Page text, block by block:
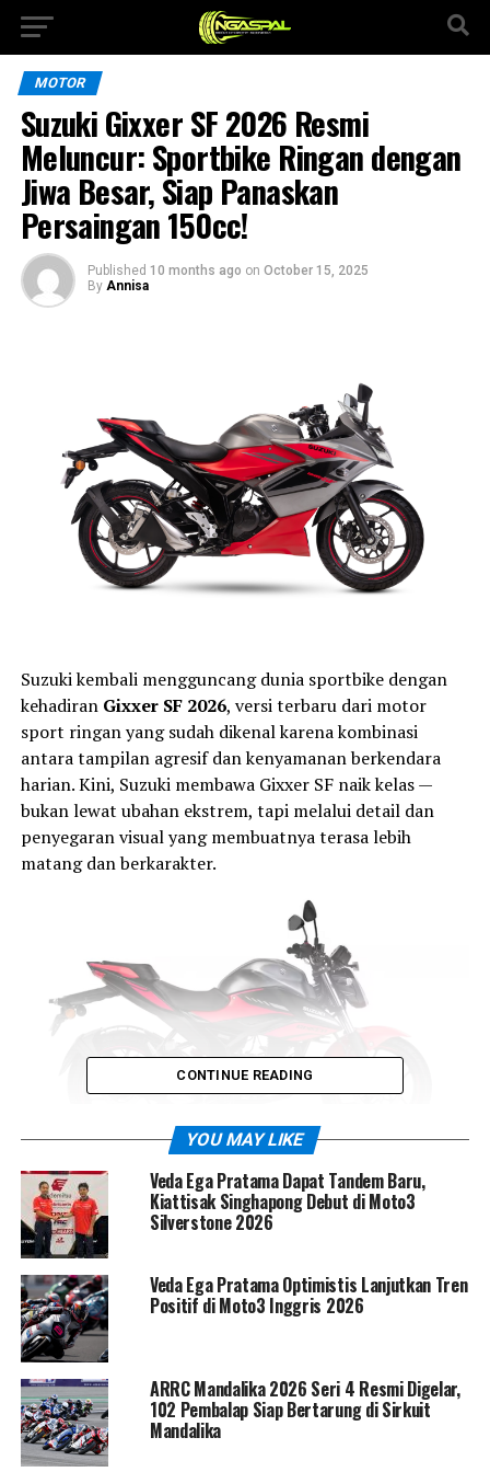
MOTOR
Suzuki Gixxer SF 2026 Resmi
Meluncur: Sportbike Ringan dengan
Jiwa Besar, Siap Panaskan
Persaingan 150cc!
Published 10 months ago on October 15, 2025
By Annisa
Suzuki kembali mengguncang dunia sportbike dengan
kehadiran Gixxer SF 2026, versi terbaru dari motor
sport ringan yang sudah dikenal karena kombinasi
antara tampilan agresif dan kenyamanan berkendara
harian. Kini, Suzuki membawa Gixxer SF naik kelas —
bukan lewat ubahan ekstrem, tapi melalui detail dan
penyegaran visual yang membuatnya terasa lebih
matang dan berkarakter.
danGlass Sparkle Black/Metallic Oort Grey,
memperkuat aura premium motor ini. Kombinasi glossy
dan matte memberi kesan elegan namun tetap sporty,
seolah menegaskan bahwa Gixxer SF bukan sekadar
motor kecil — tapi sportbike denganjiwa besar.
CONTINUE READING
YOU MAY LIKE
Veda Ega Pratama Dapat Tandem Baru,
Kiattisak Singhapong Debut di Moto3
Silverstone 2026
Veda Ega Pratama Optimistis Lanjutkan Tren
Positif di Moto3 Inggris 2026
ARRC Mandalika 2026 Seri 4 Resmi Digelar,
102 Pembalap Siap Bertarung di Sirkuit
Mandalika